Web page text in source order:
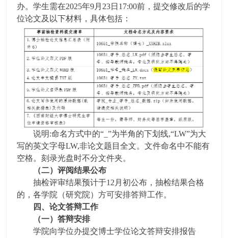
办。学生需在2025年9月23日17:00前，提交修改后的学
位论文及以下材料，具体包括：
说明:命名方式中的“_”为半角的下划线,“LW”为大
写的英文字母LW,非论文题目全文。文件命名中不能有
空格。刻录光盘时不分文件夹。
（二）评阅结果公布
抽检评审结果预计于12月初公布，抽检结果合格
的，各学院（研究院）方可安排答辩工作。
四、论文答辩工作
（一）答辩安排
学院向学位办提交博士学位论文答辩安排报告